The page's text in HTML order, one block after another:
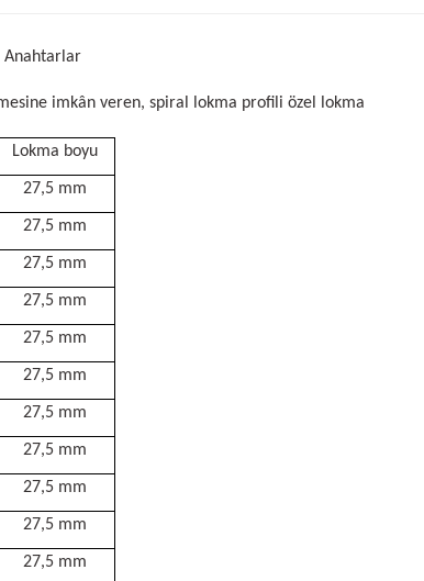
Anahtarlar
imkân veren, spiral lokma profili özel lokma
Lokma boyu
27,5 mm
27,5 mm
27,5 mm
27,5 mm
27,5 mm
27,5 mm
27,5 mm
27,5 mm
27,5 mm
27,5 mm
27,5 mm